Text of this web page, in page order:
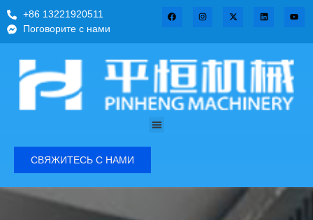
+86 13221920511
Поговорите с нами
СВЯЖИТЕСЬ С НАМИ